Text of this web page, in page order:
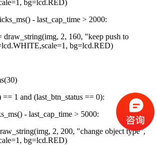
bg=lcd.RED)
- last_cap_time > 2000:
2, 160, "keep push to
bg=lcd.RED)
and (last_btn_status == 0):
- last_cap_time > 5000:
2, 200, "change object type",
bg=lcd.RED)